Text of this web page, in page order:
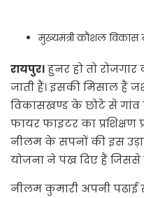
मुख्यमंत्री कौशल विकास
रायपुर।हुनर हो तो
जाती हैं। इसकी मिसाल हैं
विकासखण्ड के छोटे से
फायर फाइटर का प्रशिक्षण
नीलम के सपनों की इस
योजना ने पंख दिए हैं जिससे
नीलम कुमारी अपनी पढाई